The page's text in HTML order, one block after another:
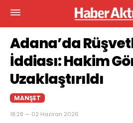
Adana’da
İddiası: Hakim
Uzaklaştırıldı
MANŞET
18:28 — 02 Haziran 2026